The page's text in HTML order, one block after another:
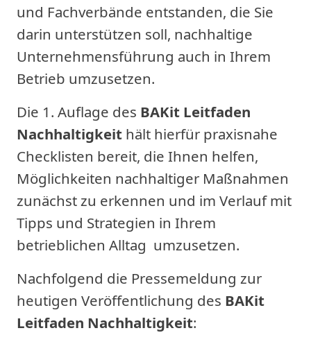
und Fachverbände entstanden, die Sie
darin unterstützen soll, nachhaltige
Unternehmensführung auch in Ihrem
Betrieb umzusetzen.
Die 1. Auflage des BAKit Leitfaden
Nachhaltigkeit hält hierfür praxisnahe
Checklisten bereit, die Ihnen helfen,
Möglichkeiten nachhaltiger Maßnahmen
zunächst zu erkennen und im Verlauf mit
Tipps und Strategien in Ihrem
betrieblichen Alltag umzusetzen.
Nachfolgend die Pressemeldung zur
heutigen Veröffentlichung des BAKit
Leitfaden Nachhaltigkeit: